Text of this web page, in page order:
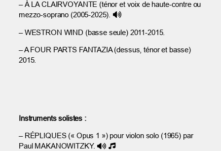
– À LA CLAIRVOYANTE (ténor et voix de haute-contre ou
mezzo-soprano (2005-2025).
– WESTRON WIND (basse seule) 2011-2015.
– A FOUR PARTS FANTAZIA (dessus, ténor et basse)
2015.
Instruments solistes :
– RÉPLIQUES (« Opus 1 ») pour violon solo (1965) par
Paul MAKANOWITZKY.